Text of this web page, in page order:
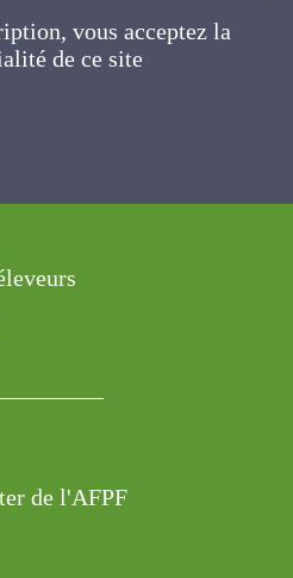
vous acceptez la
de ce site
de l'AFPF